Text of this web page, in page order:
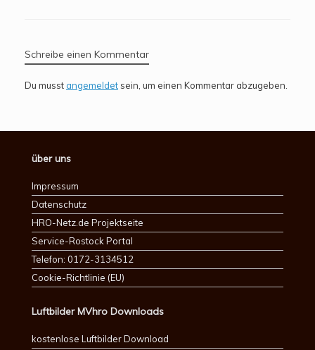
Schreibe einen Kommentar
Du musst angemeldet sein, um einen Kommentar abzugeben.
über uns
Impressum
Datenschutz
HRO-Netz.de Projektseite
Service-Rostock Portal
Telefon: 0172-3134512
Cookie-Richtlinie (EU)
Luftbilder MVhro Downloads
kostenlose Luftbilder Download